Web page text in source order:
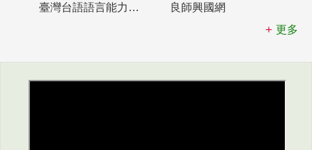
臺灣台語語言能力認證網站
良師興國網
更多